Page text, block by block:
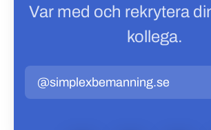
Var med och rekrytera
kollega.
@simplexbemanning.se